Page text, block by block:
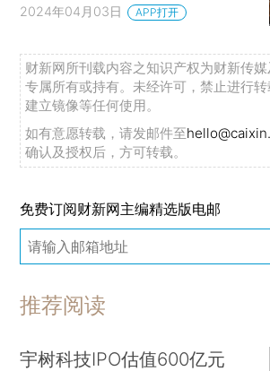
2024年04月03日 APP打开
财新网所刊载内容之知识产权为财新传
专属所有或持有。未经许可，禁止进行
建立镜像等任何使用。
如有意愿转载，请发邮件至
确认及授权后，方可转载。
免费订阅财新网主编精选版电邮
推荐阅读
宇树科技IPO估值600亿元